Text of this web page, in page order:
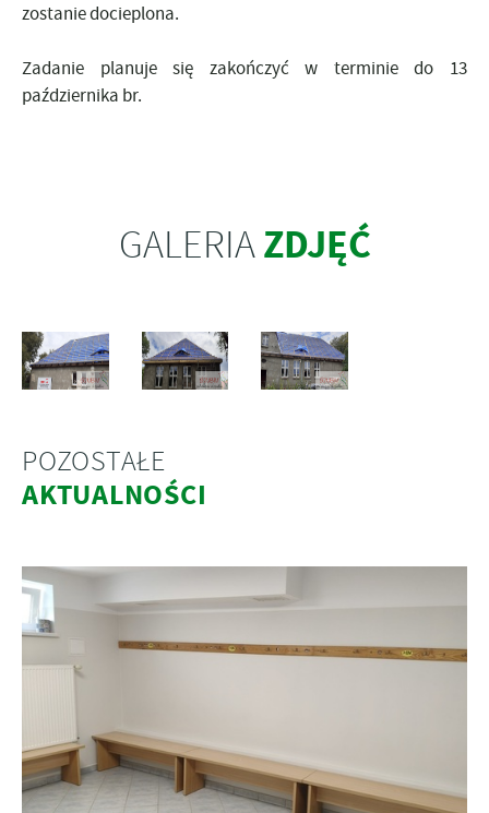
zostanie docieplona.
Zadanie planuje się zakończyć w terminie do 13
października br.
GALERIAZDJĘĆ
POZOSTAŁE
AKTUALNOŚCI